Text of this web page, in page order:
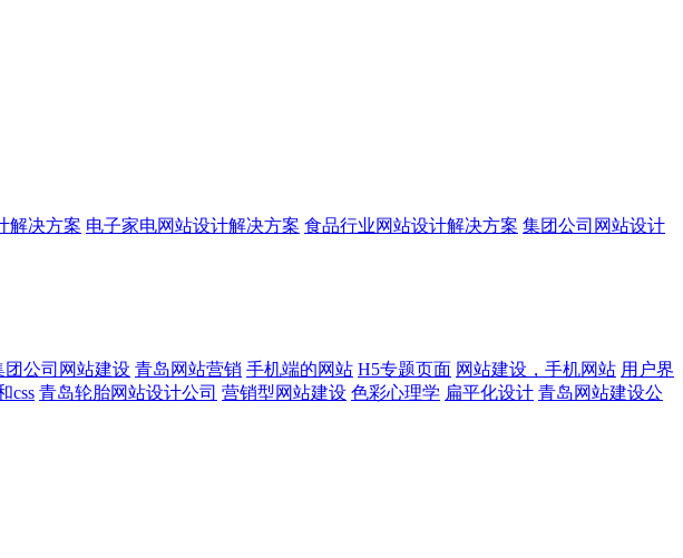
解决方案 电子家电网站设计解决方案 食品行业网站设计解决方案 集团公司网站设计
团公司网站建设 青岛网站营销 手机端的网站 H5专题页面 网站建设，手机网站 用户界
css 青岛轮胎网站设计公司 营销型网站建设 色彩心理学 扁平化设计 青岛网站建设公